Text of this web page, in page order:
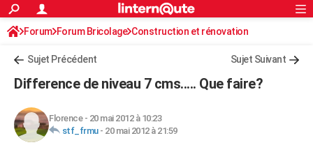
ACTUALITÉS
Politique
Société
Faits Divers
Education
Monde
Villes
+
Retraite
Impôts
Epargne
Immobilier
Risques naturels par ville
Banque
Assurance
Crédit
AUTO
Rechercher
S'inscrire
Connexion
Forum Forum Bricolage Construction et rénovation
Sujet Précédent Sujet Suivant
Difference de niveau 7 cms..... Que faire?
Florence- 20 mai 2012 à 10:23
stf_frmu- 20 mai 2012 à 21:59